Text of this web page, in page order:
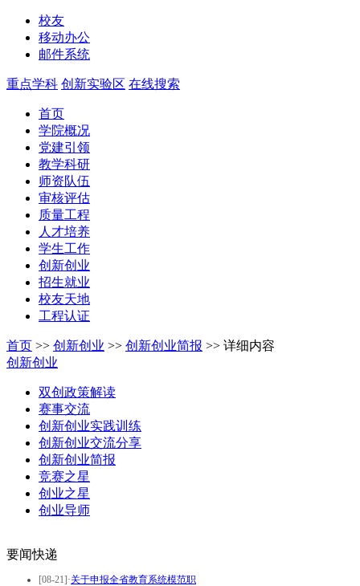
校友
移动办公
邮件系统
重点学科 创新实验区 在线搜索
首页
学院概况
党建引领
教学科研
师资队伍
审核评估
质量工程
人才培养
学生工作
创新创业
招生就业
校友天地
工程认证
首页 >> 创新创业 >> 创新创业简报 >> 详细内容
创新创业
双创政策解读
赛事交流
创新创业实践训练
创新创业交流分享
创新创业简报
竞赛之星
创业之星
创业导师
要闻快递
[08-21] ·关于申报全省教育系统模范职